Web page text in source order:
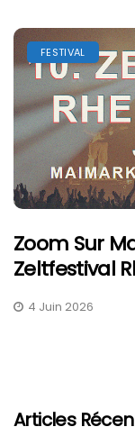
FESTIVAL
Zoom Sur
Zeltfestival
4 Juin 2026
Articles